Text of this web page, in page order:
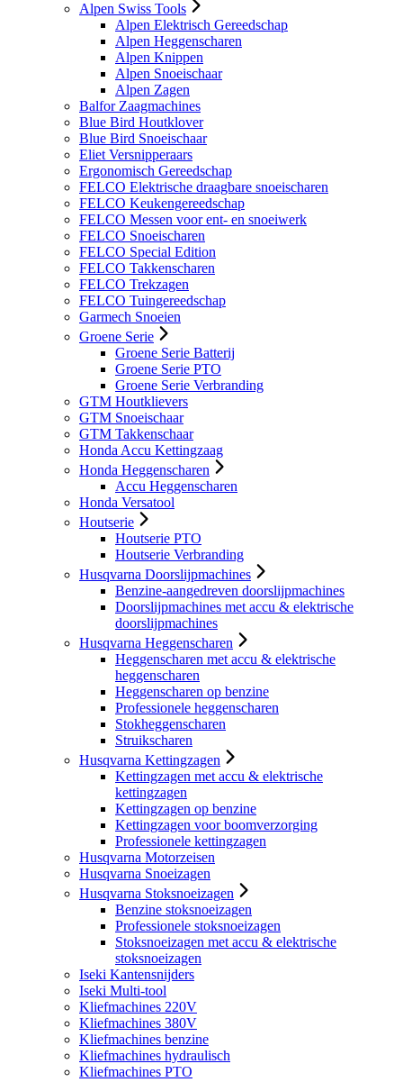
Alpen Swiss Tools
Alpen Elektrisch Gereedschap
Alpen Heggenscharen
Alpen Knippen
Alpen Snoeischaar
Alpen Zagen
Balfor Zaagmachines
Blue Bird Houtklover
Blue Bird Snoeischaar
Eliet Versnipperaars
Ergonomisch Gereedschap
FELCO Elektrische draagbare snoeischaren
FELCO Keukengereedschap
FELCO Messen voor ent- en snoeiwerk
FELCO Snoeischaren
FELCO Special Edition
FELCO Takkenscharen
FELCO Trekzagen
FELCO Tuingereedschap
Garmech Snoeien
Groene Serie
Groene Serie Batterij
Groene Serie PTO
Groene Serie Verbranding
GTM Houtklievers
GTM Snoeischaar
GTM Takkenschaar
Honda Accu Kettingzaag
Honda Heggenscharen
Accu Heggenscharen
Honda Versatool
Houtserie
Houtserie PTO
Houtserie Verbranding
Husqvarna Doorslijpmachines
Benzine-aangedreven doorslijpmachines
Doorslijpmachines met accu & elektrische
doorslijpmachines
Husqvarna Heggenscharen
Heggenscharen met accu & elektrische
heggenscharen
Heggenscharen op benzine
Professionele heggenscharen
Stokheggenscharen
Struikscharen
Husqvarna Kettingzagen
Kettingzagen met accu & elektrische
kettingzagen
Kettingzagen op benzine
Kettingzagen voor boomverzorging
Professionele kettingzagen
Husqvarna Motorzeisen
Husqvarna Snoeizagen
Husqvarna Stoksnoeizagen
Benzine stoksnoeizagen
Professionele stoksnoeizagen
Stoksnoeizagen met accu & elektrische
stoksnoeizagen
Iseki Kantensnijders
Iseki Multi-tool
Kliefmachines 220V
Kliefmachines 380V
Kliefmachines benzine
Kliefmachines hydraulisch
Kliefmachines PTO